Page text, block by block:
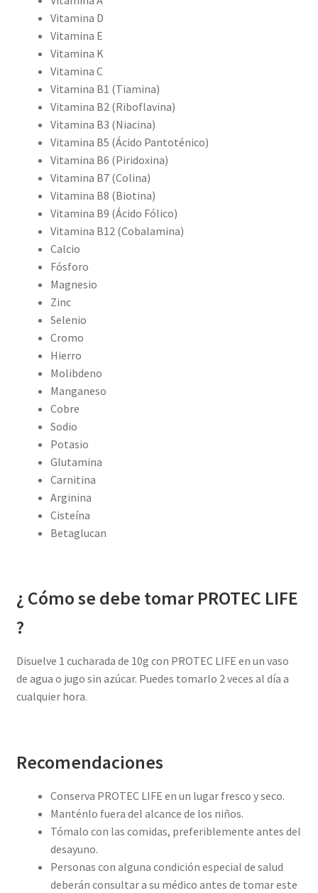
Vitamina D
Vitamina E
Vitamina K
Vitamina C
Vitamina B1 (Tiamina)
Vitamina B2 (Riboflavina)
Vitamina B3 (Niacina)
Vitamina B5 (Ácido Pantoténico)
Vitamina B6 (Piridoxina)
Vitamina B7 (Colina)
Vitamina B8 (Biotina)
Vitamina B9 (Ácido Fólico)
Vitamina B12 (Cobalamina)
Calcio
Fósforo
Magnesio
Zinc
Selenio
Cromo
Hierro
Molibdeno
Manganeso
Cobre
Sodio
Potasio
Glutamina
Carnitina
Arginina
Cisteína
Betaglucan
¿ Cómo se debe tomar PROTEC LIFE
?
Disuelve 1 cucharada de 10g con PROTEC LIFE en un vaso
de agua o jugo sin azúcar. Puedes tomarlo 2 veces al día a
cualquier hora.
Recomendaciones
Conserva PROTEC LIFE en un lugar fresco y seco.
Manténlo fuera del alcance de los niños.
Tómalo con las comidas, preferiblemente antes del
desayuno.
Personas con alguna condición especial de salud
deberán consultar a su médico antes de tomar este